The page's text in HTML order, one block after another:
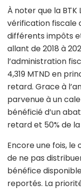
À noter que la BTK
vérification fiscale
différents impôts
allant de 2018 à
l’administration
4,319 MTND en
retard. Grace à
parvenue à un
bénéficié d’un
retard et 50% de
Encore une fois, le
de ne pas
bénéfice
reportés. La